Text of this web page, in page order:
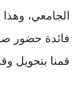
الجامعي،
فائدة حضور
قمنا بتحويل